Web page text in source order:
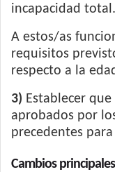
incapacidad total.
A estos/as
requisitos
respecto a la
3) Establecer
aprobados por
precedentes
Cambios principales